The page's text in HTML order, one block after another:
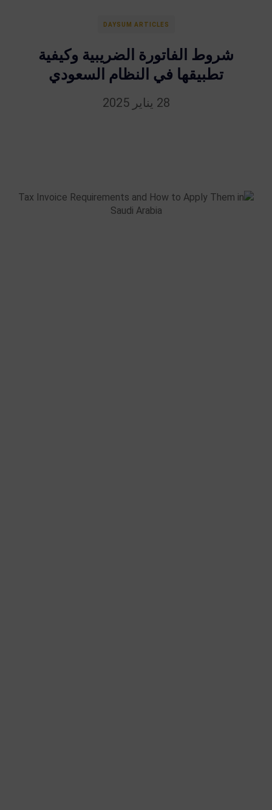
DAYSUM ARTICLES
شروط الفاتورة الضريبية وكيفية
تطبيقها في النظام السعودي
28 يناير 2025